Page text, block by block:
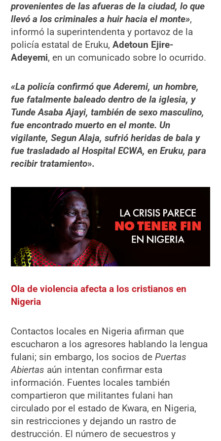
provenientes de las afueras de la ciudad, lo que
llevó a los criminales a huir hacia el monte»,
informó la superintendenta y portavoz de la
policía estatal de Eruku,Adetoun Ejire-
Adeyemi, en un comunicado sobre lo ocurrido.
«La policía confirmó que Aderemi, un hombre,
fue fatalmente baleado dentro de la iglesia, y
Tunde Asaba Ajayi, también de sexo masculino,
fue encontrado muerto en el monte. Un
vigilante, Segun Alaja, sufrió heridas de bala y
fue trasladado al Hospital ECWA, en Eruku, para
recibir tratamiento».
Ola de violencia afecta a los cristianos en
Nigeria
Contactos locales en Nigeria afirman que
escucharon a los agresores hablando la lengua
fulani; sin embargo, los socios dePuertas
Abiertas aún intentan confirmar esta
información. Fuentes locales también
compartieron que militantes fulani han
circulado por el estado de Kwara, en Nigeria,
sin restricciones y dejando un rastro de
destrucción. El número de secuestros y